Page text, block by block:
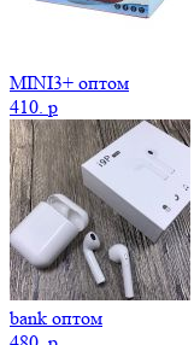
MINI3+ оптом
410. p
bank оптом